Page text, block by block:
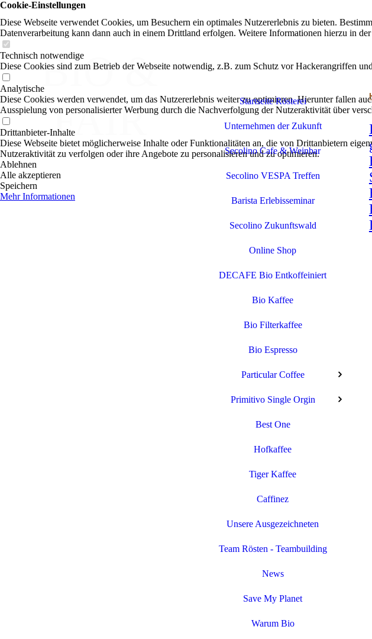
BIO &
FAIR
Startseite Rösterei
Unternehmen der Zukunft
Secolino Cafe & Weinbar
Secolino VESPA Treffen
Barista Erlebisseminar
Secolino Zukunftswald
Online Shop
DECAFE Bio Entkoffeiniert
Bio Kaffee
Bio Filterkaffee
Bio Espresso
Particular Coffee
Primitivo Single Orgin
Best One
Hofkaffee
Tiger Kaffee
Caffinez
Unsere Ausgezeichneten
Team Rösten - Teambuilding
News
Save My Planet
Warum Bio
Cookie-Einstellungen
Diese Webseite verwendet Cookies, um Besuchern ein optimales Nutzererlebnis zu bieten.
Datenverarbeitung kann dann auch in einem Drittland erfolgen. Weitere Informationen hierzu in
Technisch notwendige
Diese Cookies sind zum Betrieb der Webseite notwendig, z.B. zum Schutz vor Hackerangriffen
Analytische
Diese Cookies werden verwendet, um das Nutzererlebnis weiter zu optimieren. Hierunter fallen
Ausspielung von personalisierter Werbung durch die Nachverfolgung der Nutzeraktivität über
Drittanbieter-Inhalte
Diese Webseite bietet möglicherweise Inhalte oder Funktionalitäten an, die von Drittanbietern
Nutzeraktivität zu verfolgen oder ihre Angebote zu personalisieren und zu optimieren.
Ablehnen
Alle akzeptieren
Speichern
Mehr Informationen